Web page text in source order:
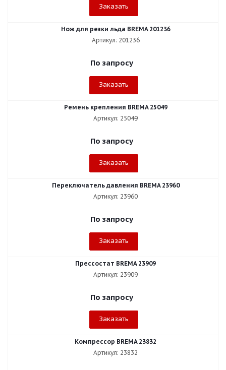
Заказать
Нож для резки льда BREMA 201236
Артикул: 201236
По запросу
Заказать
Ремень крепления BREMA 25049
Артикул: 25049
По запросу
Заказать
Переключатель давления BREMA 23960
Артикул: 23960
По запросу
Заказать
Прессостат BREMA 23909
Артикул: 23909
По запросу
Заказать
Компрессор BREMA 23832
Артикул: 23832